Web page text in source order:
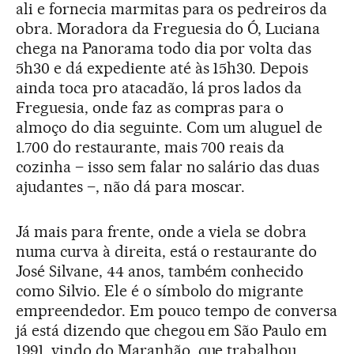
ali e fornecia marmitas para os pedreiros da
obra. Moradora da Freguesia do Ó, Luciana
chega na Panorama todo dia por volta das
5h30 e dá expediente até às 15h30. Depois
ainda toca pro atacadão, lá pros lados da
Freguesia, onde faz as compras para o
almoço do dia seguinte. Com um aluguel de
1.700 do restaurante, mais 700 reais da
cozinha – isso sem falar no salário das duas
ajudantes –, não dá para moscar.
Já mais para frente, onde a viela se dobra
numa curva à direita, está o restaurante do
José Silvane, 44 anos, também conhecido
como Silvio. Ele é o símbolo do migrante
empreendedor. Em pouco tempo de conversa
já está dizendo que chegou em São Paulo em